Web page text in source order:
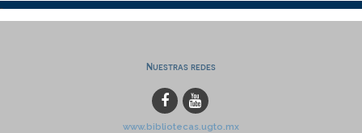
Nuestras redes
www.bibliotecas.ugto.mx